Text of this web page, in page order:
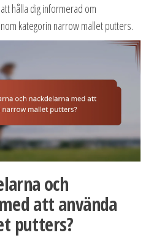
hålla dig informerad om
kategorin narrow mallet putters.
och
att använda
putters?